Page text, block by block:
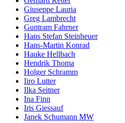
Giuseppe Lauria
Greg Lambrecht
Guntram Fahrner
Hans Stefan Steinheuer
Hans-Martin Konrad
Hauke Hellbach
Hendrik Thoma
Holger Schramm
Iiro Lutter
Ilka Seitner
Ina Finn
Iris Giessauf
Janek Schumann MW